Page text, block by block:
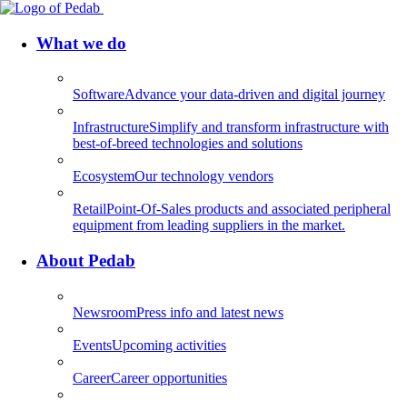
What we do
SoftwareAdvance your data-driven and digital journey
InfrastructureSimplify and transform infrastructure with
best-of-breed technologies and solutions
EcosystemOur technology vendors
RetailPoint-Of-Sales products and associated peripheral
equipment from leading suppliers in the market.
About Pedab
NewsroomPress info and latest news
EventsUpcoming activities
CareerCareer opportunities